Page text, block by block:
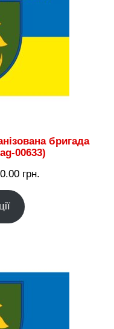
бригада
00633)
грн.Діапазон